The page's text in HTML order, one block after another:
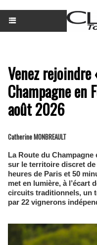
Venez rejoindre
Champagne en
août 2026
Catherine MONBREAULT
La Route du Champagne
sur le territoire discret de
heures de Paris et 50
met en lumière, à l’écart
circuits traditionnels, un
par 22 vignerons